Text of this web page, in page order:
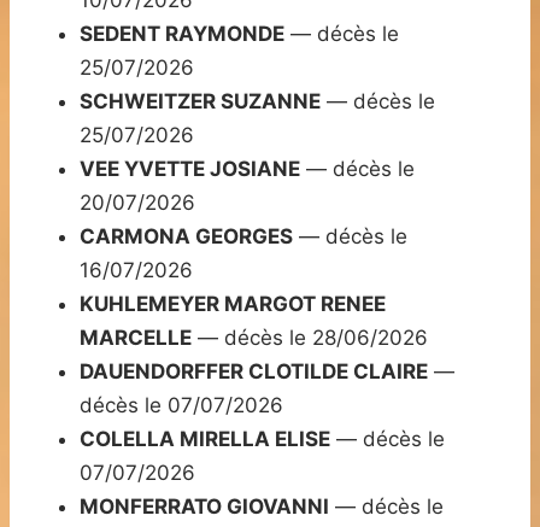
SEDENT RAYMONDE — décès le
25/07/2026
SCHWEITZER SUZANNE — décès le
25/07/2026
VEE YVETTE JOSIANE — décès le
20/07/2026
CARMONA GEORGES — décès le
16/07/2026
KUHLEMEYER MARGOT RENEE
MARCELLE — décès le 28/06/2026
DAUENDORFFER CLOTILDE CLAIRE —
décès le 07/07/2026
COLELLA MIRELLA ELISE — décès le
07/07/2026
MONFERRATO GIOVANNI — décès le